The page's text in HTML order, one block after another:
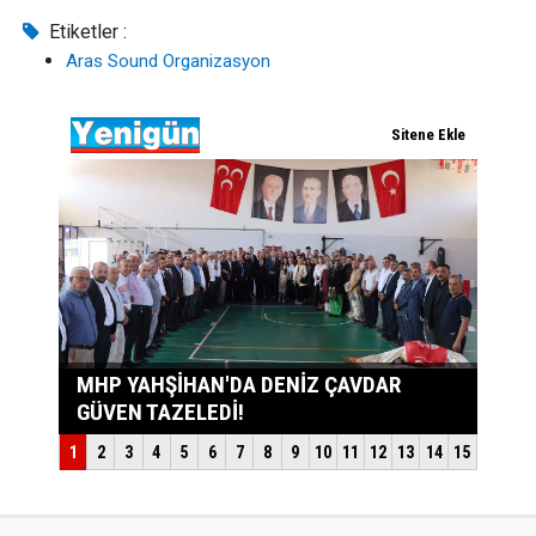
Etiketler :
Aras Sound Organizasyon